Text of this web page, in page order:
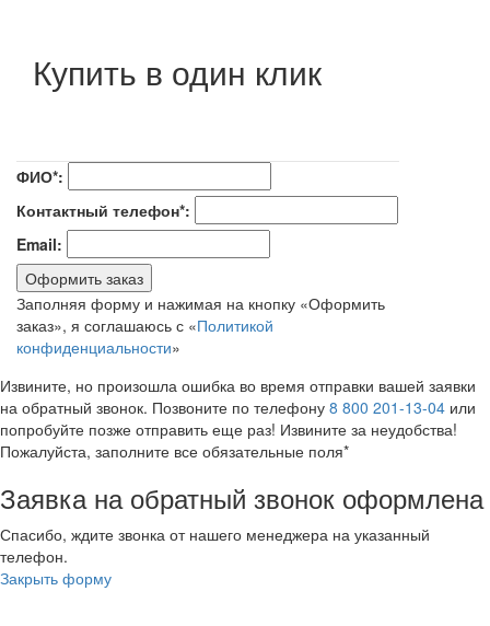
Купить в один клик
ФИО*:
Контактный телефон*:
Email:
Оформить заказ
Заполняя форму и нажимая на кнопку «Оформить
заказ», я соглашаюсь с «Политикой
конфиденциальности»
Извините, но произошла ошибка во время отправки вашей заявки
на обратный звонок. Позвоните по телефону 8 800 201-13-04 или
попробуйте позже отправить еще раз! Извините за неудобства!
Пожалуйста, заполните все обязательные поля*
Заявка на обратный звонок оформлена
Спасибо, ждите звонка от нашего менеджера на указанный
телефон.
Закрыть форму